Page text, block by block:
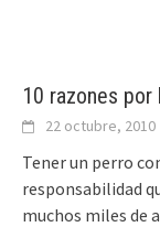
10 razones por
22 octubre, 2010
Tener un perro
responsabilidad
muchos miles de